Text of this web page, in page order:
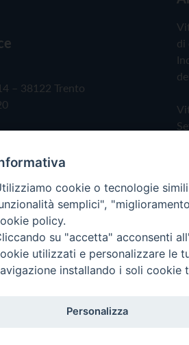
– 38122 Trento
di
i diritti riservati - Vita
cookie o tecnologie
semplici",
policy.
su "accetta" acconsenti
utilizzati e personalizzare le
installando i soli
Personalizza